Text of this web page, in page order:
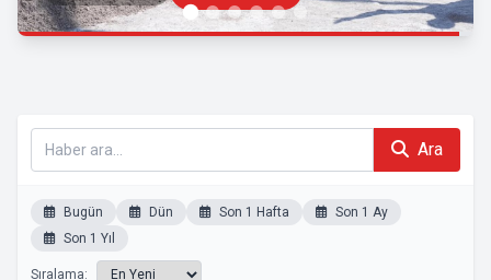
Ara
Bugün Dün Son 1 Hafta
Son 1 Ay
Son 1 Yıl
Sıralama: